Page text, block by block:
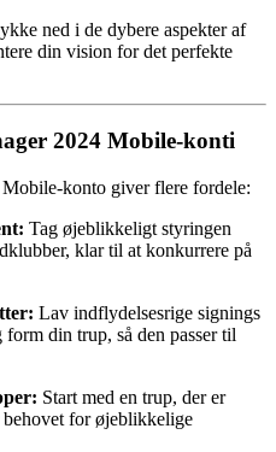
ned i de dybere aspekter af
din vision for det perfekte
2024 Mobile-konti
konto giver flere fordele:
Tag øjeblikkeligt styringen
klar til at konkurrere på
Lav indflydelsesrige signings
form din trup, så den passer til
Start med en trup, der er
behovet for øjeblikkelige